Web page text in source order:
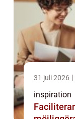
31 juli 2026
inspiration
Faciliterande